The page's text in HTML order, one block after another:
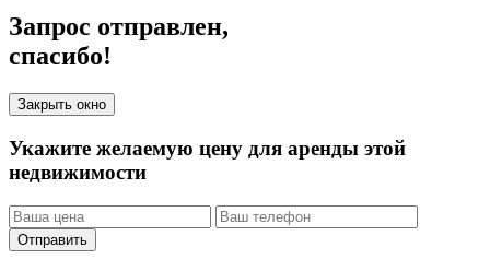
Запрос отправлен,
спасибо!
Закрыть окно
Укажите желаемую цену для аренды этой
недвижимости
Отправить